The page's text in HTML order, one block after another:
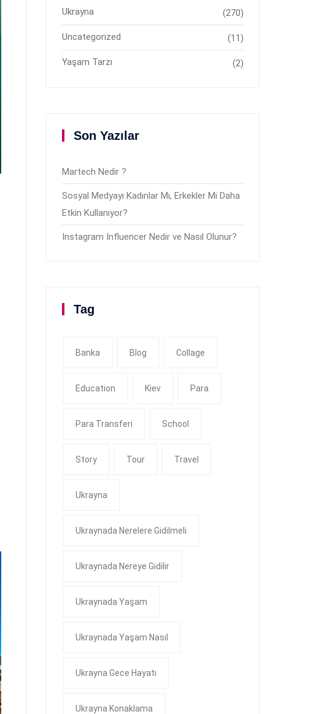
Ukrayna (270)
Uncategorized (11)
Yaşam Tarzı (2)
Son Yazılar
Martech Nedir ?
Sosyal Medyayı Kadınlar Mı, Erkekler Mi Daha
Etkin Kullanıyor?
Instagram Influencer Nedir ve Nasıl Olunur?
Tag
Banka Blog Collage
Education Kiev Para
Para Transferi School
Story Tour Travel
Ukrayna
Ukraynada Nerelere Gidilmeli
Ukraynada Nereye Gidilir
Ukraynada Yaşam
Ukraynada Yaşam Nasıl
Ukrayna Gece Hayatı
Ukrayna Konaklama